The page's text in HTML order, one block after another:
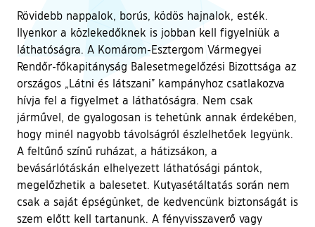
Rövidebb nappalok, borús, ködös hajnalok, esték.
Ilyenkor a közlekedőknek is jobban kell figyelniük a
láthatóságra. A Komárom-Esztergom Vármegyei
Rendőr-főkapitányság Balesetmegelőzési Bizottsága az
országos „Látni és látszani” kampányhoz csatlakozva
hívja fel a figyelmet a láthatóságra. Nem csak
járművel, de gyalogosan is tehetünk annak érdekében,
hogy minél nagyobb távolságról észlelhetőek legyünk.
A feltűnő színű ruházat, a hátizsákon, a
bevásárlótáskán elhelyezett láthatósági pántok,
megelőzhetik a balesetet. Kutyasétáltatás során nem
csak a saját épségünket, de kedvencünk biztonságát is
szem előtt kell tartanunk. A fényvisszaverő vagy